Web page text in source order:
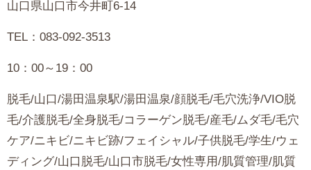
山口県山口市今井町6-14
TEL：083-092-3513
10：00～19：00
脱毛/山口/湯田温泉駅/湯田温泉/顔脱毛/毛穴洗浄/VIO脱
毛/介護脱毛/全身脱毛/コラーゲン脱毛/産毛/ムダ毛/毛穴
ケア/ニキビ/ニキビ跡/フェイシャル/子供脱毛/学生/ウェ
ディング/山口脱毛/山口市脱毛/女性専用/肌質管理/肌質